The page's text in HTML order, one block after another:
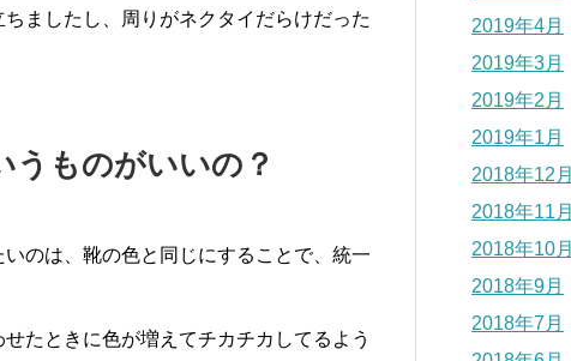
ましたし、周りがネクタイだらけだった
うものがいいの？
のは、靴の色と同じにすることで、統一
たときに色が増えてチカチカしてるよう
2019年4月
2019年3月
2019年2月
2019年1月
2018年12月
2018年11月
2018年10月
2018年9月
2018年7月